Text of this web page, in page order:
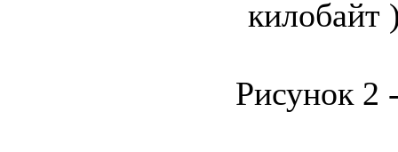
килобайт
Рисунок 2